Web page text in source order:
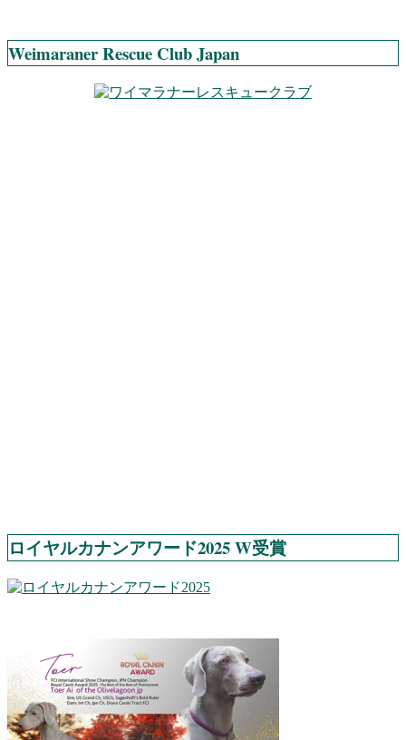
Weimaraner Rescue Club Japan
ロイヤルカナンアワード2025 W受賞